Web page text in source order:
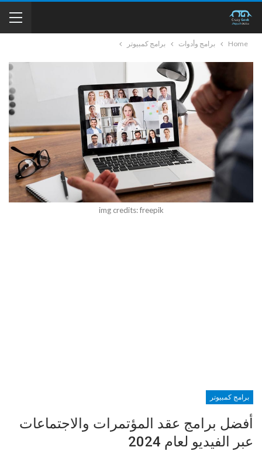
Home برامج وأدوات برامج كمبيوتر
img credits: freepik
برامج كمبيوتر
أفضل برامج عقد المؤتمرات والاجتماعات
عبر الفيديو لعام 2024